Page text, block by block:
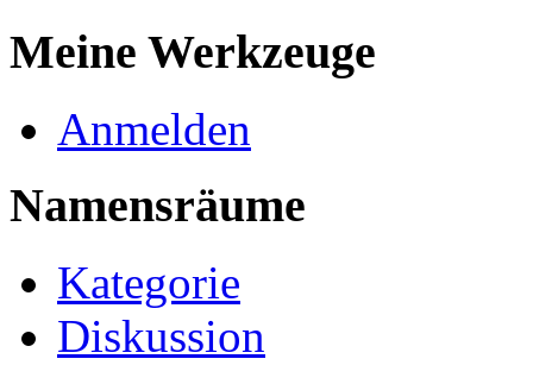
Meine Werkzeuge
Anmelden
Namensräume
Kategorie
Diskussion